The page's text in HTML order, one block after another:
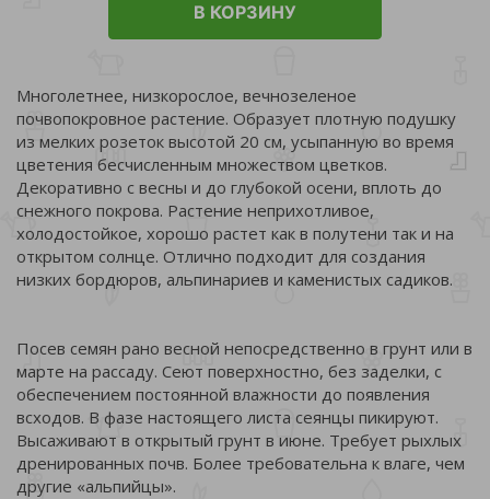
В КОРЗИНУ
Многолетнее, низкорослое, вечнозеленое
почвопокровное растение. Образует плотную подушку
из мелких розеток высотой 20 см, усыпанную во время
цветения бесчисленным множеством цветков.
Декоративно с весны и до глубокой осени, вплоть до
снежного покрова. Растение неприхотливое,
холодостойкое, хорошо растет как в полутени так и на
открытом солнце. Отлично подходит для создания
низких бордюров, альпинариев и каменистых садиков.
Посев семян рано весной непосредственно в грунт или в
марте на рассаду. Сеют поверхностно, без заделки, с
обеспечением постоянной влажности до появления
всходов. В фазе настоящего листа сеянцы пикируют.
Высаживают в открытый грунт в июне. Требует рыхлых
дренированных почв. Более требовательна к влаге, чем
другие «альпийцы».